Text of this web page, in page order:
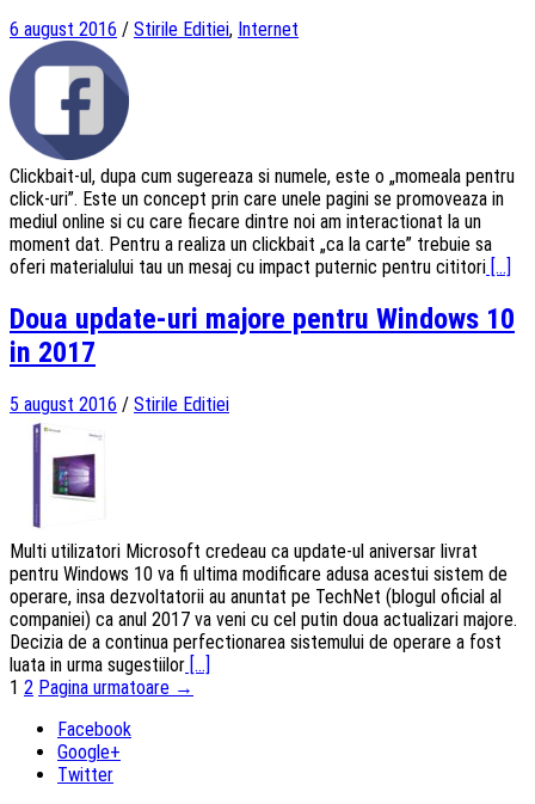
6 august 2016 / Stirile Editiei, Internet
Clickbait-ul, dupa cum sugereaza si numele, este o „momeala pentru
click-uri”. Este un concept prin care unele pagini se promoveaza in
mediul online si cu care fiecare dintre noi am interactionat la un
moment dat. Pentru a realiza un clickbait „ca la carte” trebuie sa
oferi materialului tau un mesaj cu impact puternic pentru cititori [...]
Doua update-uri majore pentru Windows 10
in 2017
5 august 2016 / Stirile Editiei
Multi utilizatori Microsoft credeau ca update-ul aniversar livrat
pentru Windows 10 va fi ultima modificare adusa acestui sistem de
operare, insa dezvoltatorii au anuntat pe TechNet (blogul oficial al
companiei) ca anul 2017 va veni cu cel putin doua actualizari majore.
Decizia de a continua perfectionarea sistemului de operare a fost
luata in urma sugestiilor [...]
Navigarea
1 2 Pagina urmatoare →
Facebook
Google+
Twitter